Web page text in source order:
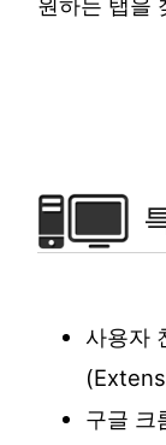
사용자
구글 크